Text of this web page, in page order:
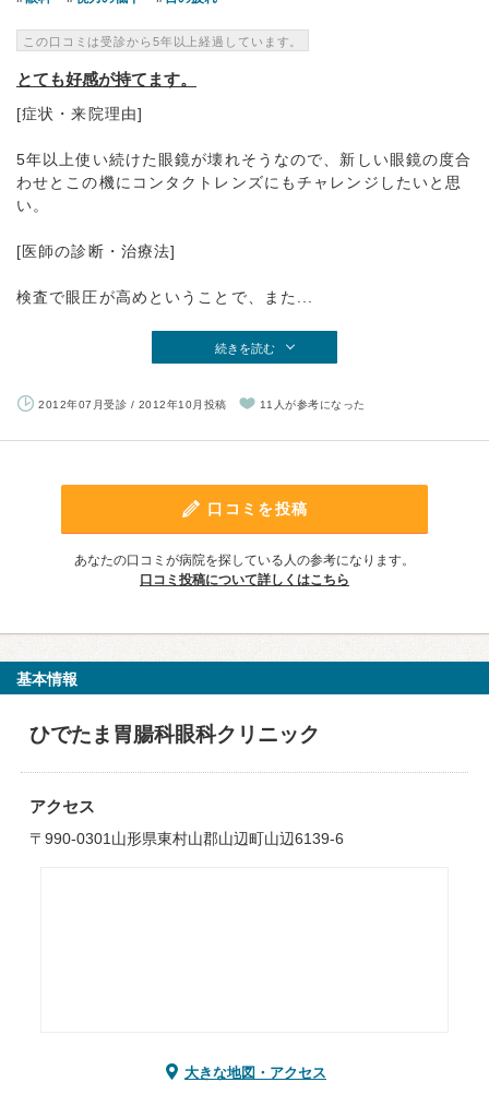
この口コミは受診から5年以上経過しています。
とても好感が持てます。
[症状・来院理由]
5年以上使い続けた眼鏡が壊れそうなので、新しい眼鏡の度合
わせとこの機にコンタクトレンズにもチャレンジしたいと思
い。
[医師の診断・治療法]
検査で眼圧が高めということで、また...
続きを読む
2012年07月受診 / 2012年10月投稿 11人が参考になった
口コミを投稿
あなたの口コミが病院を探している人の参考になります。
口コミ投稿について詳しくはこちら
基本情報
ひでたま胃腸科眼科クリニック
アクセス
〒990-0301山形県東村山郡山辺町山辺6139-6
大きな地図・アクセス